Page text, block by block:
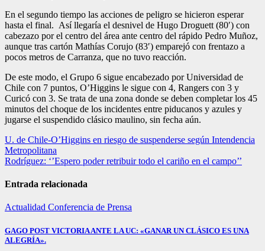
En el segundo tiempo las acciones de peligro se hicieron esperar
hasta el final. Así llegaría el desnivel de Hugo Droguett (80′) con
cabezazo por el centro del área ante centro del rápido Pedro Muñoz,
aunque tras cartón Mathías Corujo (83′) emparejó con frentazo a
pocos metros de Carranza, que no tuvo reacción.
De este modo, el Grupo 6 sigue encabezado por Universidad de
Chile con 7 puntos, O’Higgins le sigue con 4, Rangers con 3 y
Curicó con 3. Se trata de una zona donde se deben completar los 45
minutos del choque de los incidentes entre piducanos y azules y
jugarse el suspendido clásico maulino, sin fecha aún.
Navegación
de
U. de Chile-O’Higgins en riesgo de suspenderse según Intendencia
Metropolitana
Rodríguez: ‘’Espero poder retribuir todo el cariño en el campo’’
Entrada relacionada
Actualidad Conferencia de Prensa
GAGO POST VICTORIA ANTE LA UC: «GANAR UN CLÁSICO ES UNA
ALEGRÍA».